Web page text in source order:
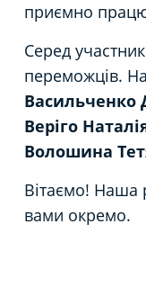
приємно
Серед
переможців.
Васильченко
Веріго
Волошина
Вітаємо! Наша
вами окремо.